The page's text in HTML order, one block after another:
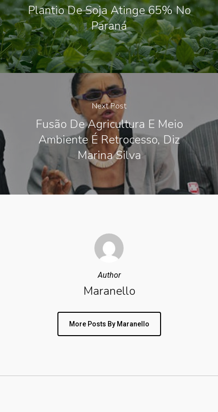
Plantio De Soja Atinge 65% No
Paraná
Next Post
Fusão De Agricultura E Meio
Ambiente É Retrocesso, Diz
Marina Silva
Author
Maranello
More Posts By Maranello